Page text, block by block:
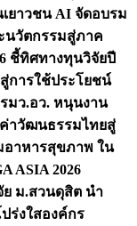
ยาวชน AI จัดอบรม
นวัตกรรมสู่ภาค
ชี้ทิศทางทุนวิจัยปี
การใช้ประโยชน์
มว.อว. หนุนงาน
าวัฒนธรรมไทยสู่
อาหารสุขภาพ ใน
ASIA 2026
ม.สวนดุสิต นำ
ร่งใสองค์กร